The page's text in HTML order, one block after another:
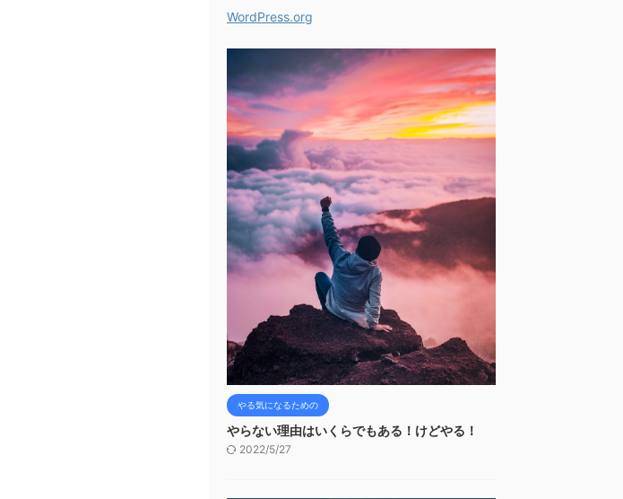
WordPress.org
やる気になるための
やらない理由はいくらでもある！けどやる！
2022/5/27